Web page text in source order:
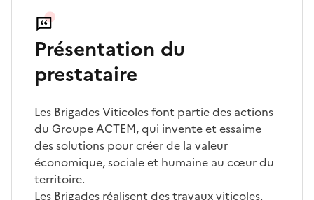
Présentation du
prestataire
Les Brigades Viticoles font partie des actions
du Groupe ACTEM, qui invente et essaime
des solutions pour créer de la valeur
économique, sociale et humaine au cœur du
territoire.
Les Brigades réalisent des travaux viticoles,